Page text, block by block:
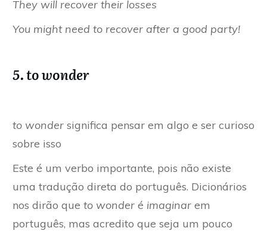
They will recover their losses
You might need to recover after a good party!
5. to wonder
to wonder significa pensar em algo e ser curioso
sobre isso
Este é um verbo importante, pois não existe
uma tradução direta do português. Dicionários
nos dirão que to wonder é imaginar em
português, mas acredito que seja um pouco